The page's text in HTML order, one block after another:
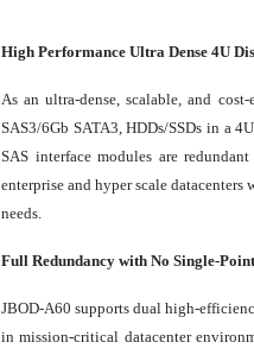
High Performance Ultra Dense 4U
As an ultra-dense, scalable, and
SAS3/6Gb SATA3, HDDs/SSDs in a
SAS interface modules are
enterprise and hyper scale
needs.
Full Redundancy with No Single-
JBOD-A60 supports dual high-
in mission-critical datacenter